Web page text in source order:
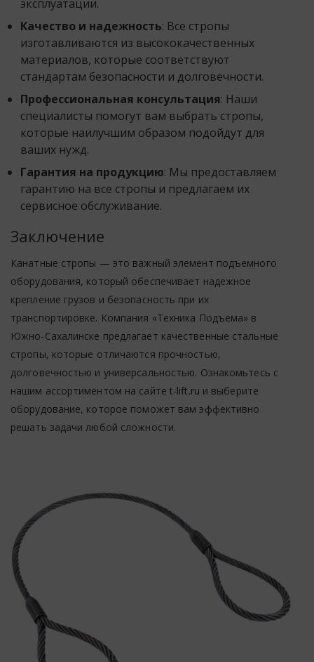
эксплуатации.
Качество и надежность: Все стропы
изготавливаются из высококачественных
материалов, которые соответствуют
стандартам безопасности и долговечности.
Профессиональная консультация: Наши
специалисты помогут вам выбрать стропы,
которые наилучшим образом подойдут для
ваших нужд.
Гарантия на продукцию: Мы предоставляем
гарантию на все стропы и предлагаем их
сервисное обслуживание.
Заключение
Канатные стропы — это важный элемент подъемного
оборудования, который обеспечивает надежное
крепление грузов и безопасность при их
транспортировке. Компания «Техника Подъема» в
Южно-Сахалинске предлагает качественные стальные
стропы, которые отличаются прочностью,
долговечностью и универсальностью. Ознакомьтесь с
нашим ассортиментом на сайте t-lift.ru и выберите
оборудование, которое поможет вам эффективно
решать задачи любой сложности.